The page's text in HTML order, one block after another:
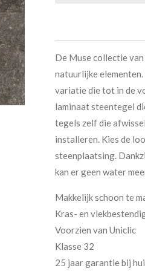
De Muse collectie
natuurlijke
variatie die tot in de
laminaat steentegel
tegels zelf die
installeren. Kies de
steenplaatsing.
kan er geen water
Makkelijk schoon te
Kras- en
Voorzien van Uniclic
Klasse 32
25 jaar garantie bij